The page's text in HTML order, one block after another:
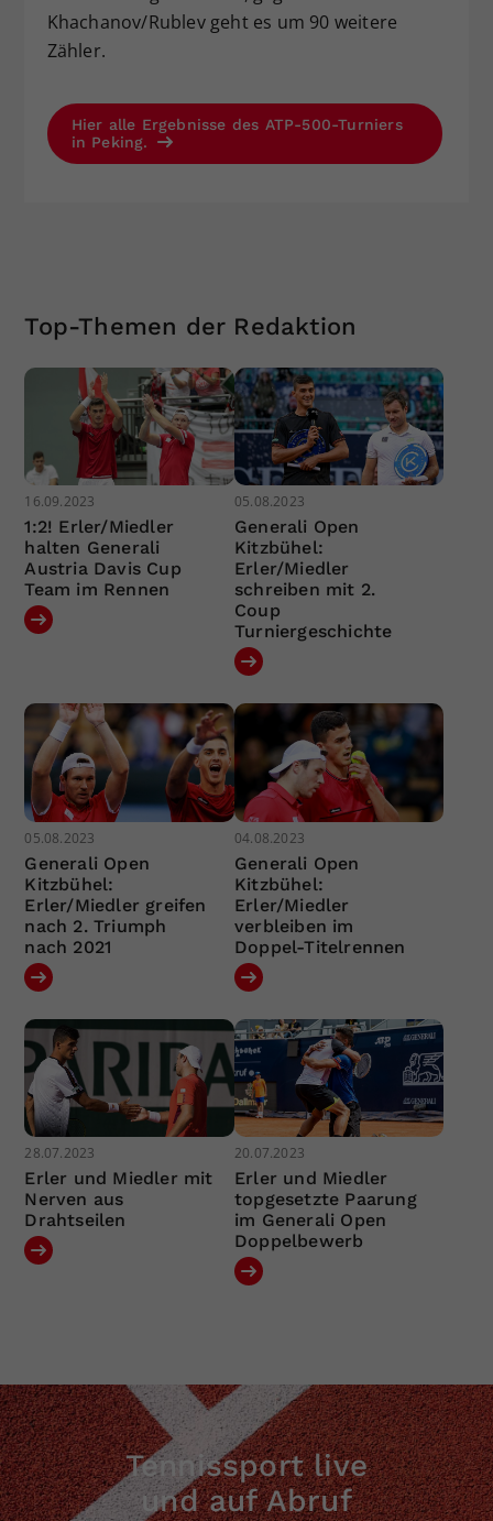
Khachanov/Rublev geht es um 90 weitere
Zähler.
Hier alle Ergebnisse des ATP-500-Turniers
in Peking.
Top-Themen der Redaktion
16.09.2023
1:2! Erler/Miedler
halten Generali
Austria Davis Cup
Team im Rennen
05.08.2023
Generali Open
Kitzbühel:
Erler/Miedler
schreiben mit 2.
Coup
Turniergeschichte
05.08.2023
Generali Open
Kitzbühel:
Erler/Miedler greifen
nach 2. Triumph
nach 2021
04.08.2023
Generali Open
Kitzbühel:
Erler/Miedler
verbleiben im
Doppel-Titelrennen
28.07.2023
Erler und Miedler mit
Nerven aus
Drahtseilen
20.07.2023
Erler und Miedler
topgesetzte Paarung
im Generali Open
Doppelbewerb
Tennissport live
und auf Abruf